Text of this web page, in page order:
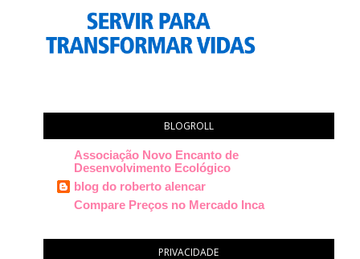
BLOGROLL
Associação Novo Encanto de
Desenvolvimento Ecológico
blog do roberto alencar
Compare Preços no Mercado Inca
PRIVACIDADE